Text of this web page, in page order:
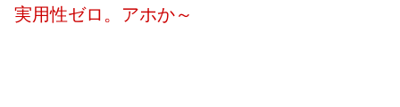
実用性ゼロ。アホか～